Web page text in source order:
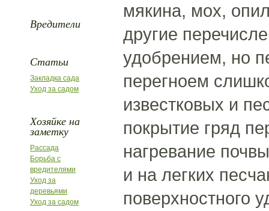
Вредители
Статьи
Закладка сада
Уход за садом
Хозяйке на
заметку
Рассада
Борьба с
вредителями
Уход за
деревьями
Уход за садом
мякина, мох,
другие
удобрением, но
перегноем
известковых и
покрытие гряд
нагревание
и на легких
поверхностного